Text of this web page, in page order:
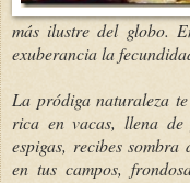
más ilustre del globo.
exuberancia la
La pródiga naturaleza
rica en vacas, llena de
espigas, recibes
en tus campos,